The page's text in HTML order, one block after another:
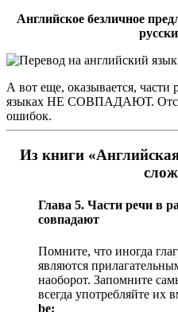
Английское безличное
А вот еще, оказывается, части
языках НЕ СОВПАДАЮТ.
ошибок.
Из книги
Глава 5. Части речи в
совпадают
Помните, что иногда
являются
наоборот. Запомните
всегда употребляйте их
be: